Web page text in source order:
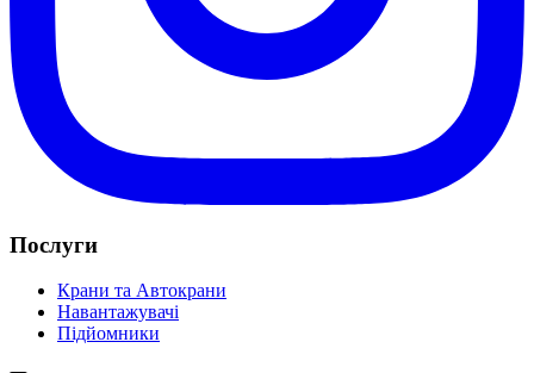
Послуги
Крани та Автокрани
Навантажувачі
Підйомники